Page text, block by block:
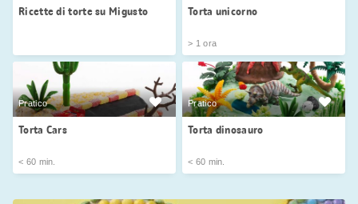
Ricette di torte su Migusto Torta unicorno
> 1 ora
Pratico
Torta Cars
< 60 min.
Pratico
Torta dinosauro
< 60 min.